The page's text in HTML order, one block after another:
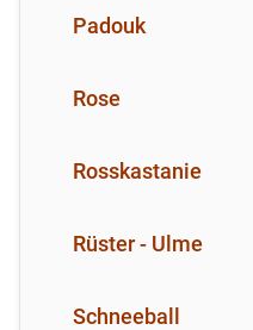
Padouk
Rose
Rosskastanie
Rüster - Ulme
Schneeball